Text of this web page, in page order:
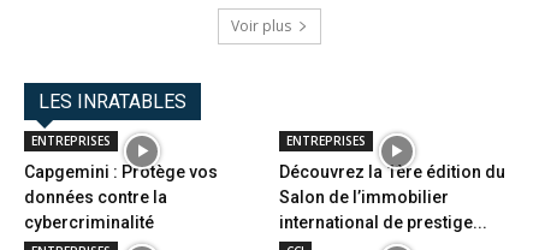
Voir plus
LES INRATABLES
ENTREPRISES
Capgemini : Protège vos
données contre la
cybercriminalité
ENTREPRISES
Découvrez la 1ère édition du
Salon de l’immobilier
international de prestige...